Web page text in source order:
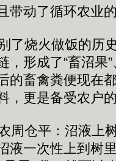
带动了循环农业
了烧火做饭的历
形成了“畜沼果”
的畜禽粪便现在
，更是备受农户
周仓平：沼液上
液一次性上到树